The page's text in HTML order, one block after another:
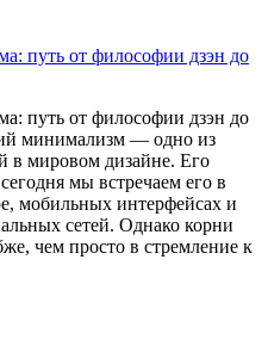
путь от философии дзэн до
путь от философии дзэн до
минимализм — одно из
в мировом дизайне. Его
мы встречаем его в
мобильных интерфейсах и
сетей. Однако корни
чем просто в стремление к